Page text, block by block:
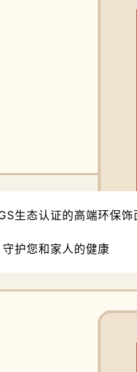
生态认证的高端环保饰
守护您和家人的健康